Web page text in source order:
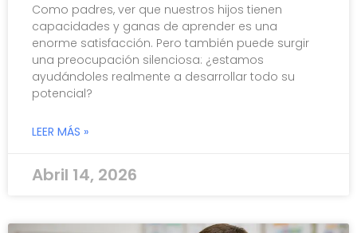
Como padres, ver que nuestros hijos tienen
capacidades y ganas de aprender es una
enorme satisfacción. Pero también puede surgir
una preocupación silenciosa: ¿estamos
ayudándoles realmente a desarrollar todo su
potencial?
LEER MÁS »
Abril 14, 2026